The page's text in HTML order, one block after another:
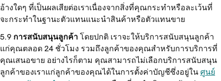
อ้างใดๆ ที่เป็นผลเสียต่อเราเนื่องจากสิ่งที่คุณกระทำหรือละเว้นที่
จะกระทำในฐานะตัวแทนแนะนำสินค้าหรือตัวแทนขาย
การสนับสนุนลูกค้า โดยปกติ เราจะให้บริการสนับสนุนลูกค้า
แก่คุณตลอด 24 ชั่วโมง รวมถึงลูกค้าของคุณสำหรับการบริการที่
คุณเสนอขาย อย่างไรก็ตาม คุณสามารถไม่เลือกบริการสนับสนุน
ลูกค้าของเราแก่ลูกค้าของคุณได้ในการตั้งค่าบัญชีซึ่งอยู่ใน ศูนย์